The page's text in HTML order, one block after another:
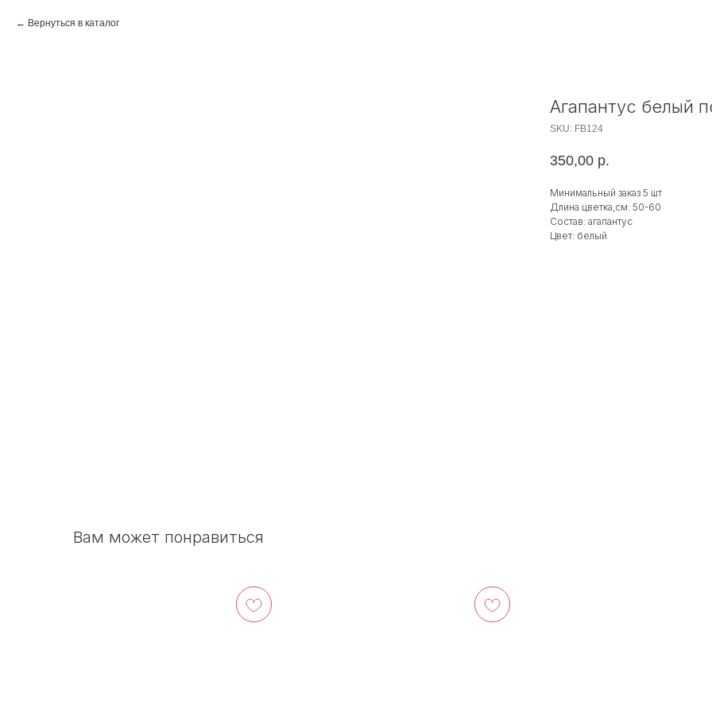
Вернуться в каталог
Агапантус белый
SKU: FB124
350,00 р.
Минимальный заказ 5 шт
Длина цветка,см: 50-60
Состав: агапантус
Цвет: белый
Вам может понравиться